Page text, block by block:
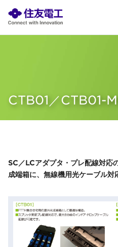
CTB01／CTB01-
SC／LCアダプタ・プレ配線対応
成端箱に、無線機用光ケーブル対